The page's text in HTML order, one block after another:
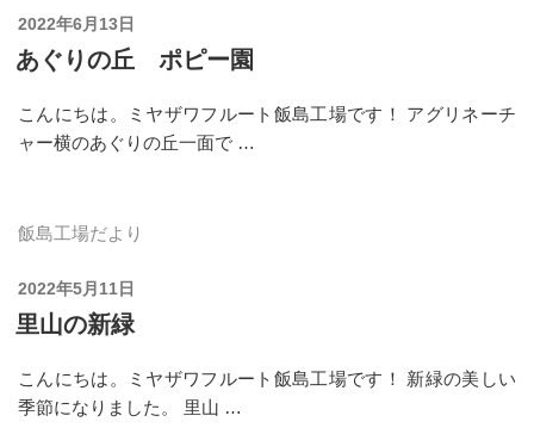
投
稿
日:
2022年6月13日
あぐりの丘 ポピー園
こんにちは。ミヤザワフルート飯島工場です！ アグリネーチ
ャー横のあぐりの丘一面で …
飯島工場だより
投
稿
2022年5月11日
里山の新緑
こんにちは。ミヤザワフルート飯島工場です！ 新緑の美しい
季節になりました。 里山 …